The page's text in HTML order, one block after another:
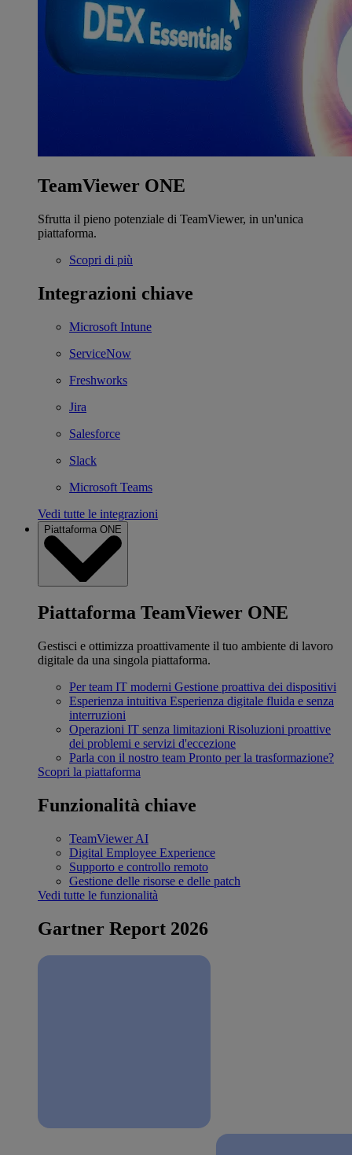
TeamViewer ONE
Sfrutta il pieno potenziale di TeamViewer, in un'unica
piattaforma.
Scopri di più
Integrazioni chiave
Microsoft Intune
ServiceNow
Freshworks
Jira
Salesforce
Slack
Microsoft Teams
Vedi tutte le integrazioni
Piattaforma ONE
Piattaforma TeamViewer ONE
Gestisci e ottimizza proattivamente il tuo ambiente di lavoro
digitale da una singola piattaforma.
Per team IT moderni Gestione proattiva dei dispositivi
Esperienza intuitiva Esperienza digitale fluida e senza
interruzioni
Operazioni IT senza limitazioni Risoluzioni proattive
dei problemi e servizi d'eccezione
Parla con il nostro team Pronto per la trasformazione?
Scopri la piattaforma
Funzionalità chiave
TeamViewer AI
Digital Employee Experience
Supporto e controllo remoto
Gestione delle risorse e delle patch
Vedi tutte le funzionalità
Gartner Report 2026